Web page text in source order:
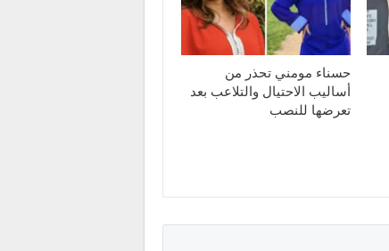
حسناء مومني تحذر من
أساليب الاحتيال والتلاعب بعد
تعرضها للنصب